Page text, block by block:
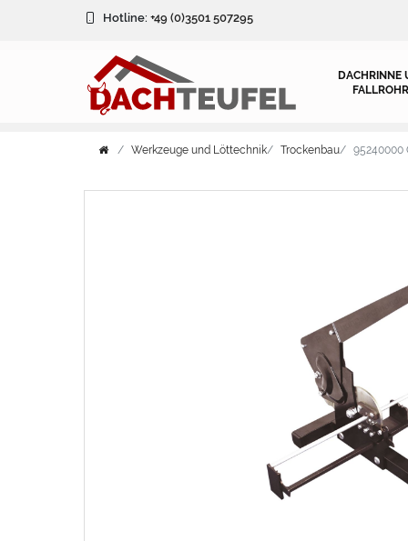
Hotline: +49 (0)3501 507295
DACHRINNE
Werkzeuge und Löttechnik Trockenbau 95240000